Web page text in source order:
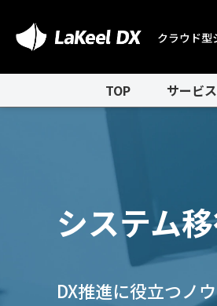
クラウド型
TOP サービ
システム
DX推進に役立つノ